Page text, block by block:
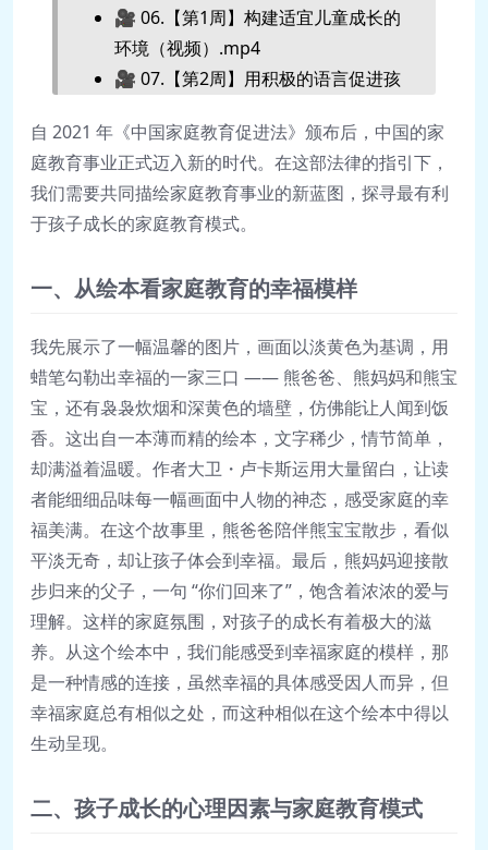
🎥 06.【第1周】构建适宜儿童成长的
环境（视频）.mp4
🎥 07.【第2周】用积极的语言促进孩
频）.mp4
🎥 08.【第2周】儿童习惯培养指导及
应用（视频）.mp4
🎥 09.【第2周】促进孩子的学习与认
🎥 10.【第2周】积极亲子关系，减少
🎥 11.【第3周】赋能型亲子关系的建
设与发展（视频）.mp4
🎥 12.【第3周】情绪调节与亲子沟通
（视频）.mp4
🎥 13.【第3周】亲子沟通对孩子的影
响（视频）.mp4
🎥 14.【第3周】父亲的教育为什么特
别重要（视频）.mp4
🎥 15.【第4周】用优质影视做工具对
孩子进行素质教育（视频）.mp4
自 2021 年《中国家庭教育促进法》颁布后，中国的家
庭教育事业正式迈入新的时代。在这部法律的指引下，
我们需要共同描绘家庭教育事业的新蓝图，探寻最有利
于孩子成长的家庭教育模式。
一、从绘本看家庭教育的幸福模样
我先展示了一幅温馨的图片，画面以淡黄色为基调，用
蜡笔勾勒出幸福的一家三口 —— 熊爸爸、熊妈妈和熊宝
宝，还有袅袅炊烟和深黄色的墙壁，仿佛能让人闻到饭
香。这出自一本薄而精的绘本，文字稀少，情节简单，
却满溢着温暖。作者大卫・卢卡斯运用大量留白，让读
者能细细品味每一幅画面中人物的神态，感受家庭的幸
福美满。在这个故事里，熊爸爸陪伴熊宝宝散步，看似
平淡无奇，却让孩子体会到幸福。最后，熊妈妈迎接散
步归来的父子，一句 “你们回来了”，饱含着浓浓的爱与
理解。这样的家庭氛围，对孩子的成长有着极大的滋
养。从这个绘本中，我们能感受到幸福家庭的模样，那
是一种情感的连接，虽然幸福的具体感受因人而异，但
幸福家庭总有相似之处，而这种相似在这个绘本中得以
生动呈现。
二、孩子成长的心理因素与家庭教育模式